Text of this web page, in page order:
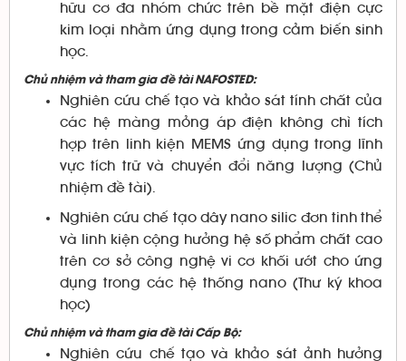
hữu cơ đa nhóm chức trên bề mặt điện cực
kim loại nhằm ứng dụng trong cảm biến sinh
học.
Chủ nhiệm và tham gia đề tài NAFOSTED:
Nghiên cứu chế tạo và khảo sát tính chất của
các hệ màng mỏng áp điện không chì tích
hợp trên linh kiện MEMS ứng dụng trong lĩnh
vực tích trữ và chuyển đổi năng lượng (Chủ
nhiệm đề tài).
Nghiên cứu chế tạo dây nano silic đơn tinh thể
và linh kiện cộng hưởng hệ số phẩm chất cao
trên cơ sở công nghệ vi cơ khối ướt cho ứng
dụng trong các hệ thống nano (Thư ký khoa
học)
Chủ nhiệm và tham gia đề tài Cấp Bộ:
Nghiên cứu chế tạo và khảo sát ảnh hưởng